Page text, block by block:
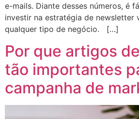
e-mails. Diante desses números, é
investir na estratégia de newsletter
qualquer tipo de negócio. […]
Por que artigos
tão importantes
campanha de